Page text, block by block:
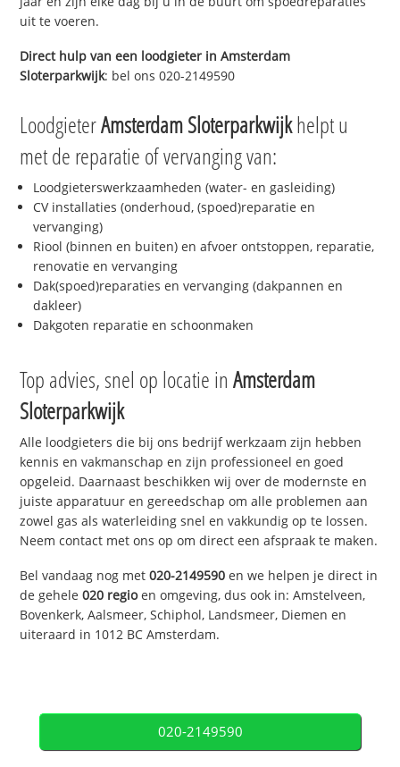
uit te voeren.
Direct hulp van een loodgieter inAmsterdam
Sloterparkwijk: bel ons 020-2149590
LoodgieterAmsterdam Sloterparkwijkhelpt u
met de reparatie of vervanging van:
Loodgieterswerkzaamheden (water- en gasleiding)
CV installaties (onderhoud, (spoed)reparatie en
vervanging)
Riool (binnen en buiten) en afvoer ontstoppen, reparatie,
renovatie en vervanging
Dak(spoed)reparaties en vervanging (dakpannen en
dakleer)
Dakgoten reparatie en schoonmaken
Top advies, snel op locatie inAmsterdam
Sloterparkwijk
Alle loodgieters die bij ons bedrijf werkzaam zijn hebben
kennis en vakmanschap en zijn professioneel en goed
opgeleid. Daarnaast beschikken wij over de modernste en
juiste apparatuur en gereedschap om alle problemen aan
zowel gas als waterleiding snel en vakkundig op te lossen.
Neem contact met ons op om direct een afspraak te maken.
Bel vandaag nog met020-2149590 en we helpen je direct in
de gehele020 regioen omgeving, dus ook in: Amstelveen,
Bovenkerk, Aalsmeer, Schiphol, Landsmeer, Diemen en
uiteraard in 1012 BC Amsterdam.
020-2149590